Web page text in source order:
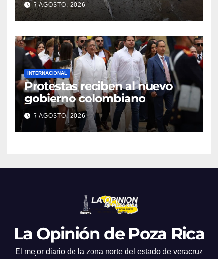
7 AGOSTO, 2026
INTERNACIONAL
Protestas reciben al nuevo
gobierno colombiano
7 AGOSTO, 2026
La Opinión de Poza Rica
El mejor diario de la zona norte del estado de veracruz